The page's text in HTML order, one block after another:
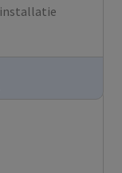
installatie